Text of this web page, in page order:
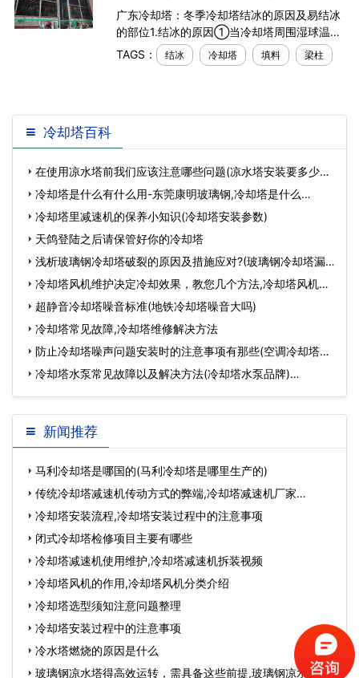
广东冷却塔：冬季冷却塔结冰的原因及易结冰
的部位1.结冰的原因①当冷却塔周围湿球温度
在零下10度时就可能出现结冰。②由于塔填料
水负荷分配不均,塔填料周边,淋水孔堵塞处,塔
TAGS： 结冰 冷却塔 填料 梁柱
冷却塔百科
在使用凉水塔前我们应该注意哪些问题(凉水塔安装要多少时
间)…
冷却塔是什么有什么用-东莞康明玻璃钢,冷却塔是什么…
冷却塔里减速机的保养小知识(冷却塔安装参数)
天鸽登陆之后请保管好你的冷却塔
浅析玻璃钢冷却塔破裂的原因及措施应对?(玻璃钢冷却塔漏
水如何修复)…
冷却塔风机维护决定冷却效果，教您几个方法,冷却塔风机叶
片安装…
超静音冷却塔噪音标准(地铁冷却塔噪音大吗)
冷却塔常见故障,冷却塔维修解决方法
防止冷却塔噪声问题安装时的注意事项有那些(空调冷却塔噪
声治理)…
冷却塔水泵常见故障以及解决方法(冷却塔水泵品牌)…
新闻推荐
马利冷却塔是哪国的(马利冷却塔是哪里生产的)
传统冷却塔减速机传动方式的弊端,冷却塔减速机厂家…
冷却塔安装流程,冷却塔安装过程中的注意事项
闭式冷却塔检修项目主要有哪些
冷却塔减速机使用维护,冷却塔减速机拆装视频
冷却塔风机的作用,冷却塔风机分类介绍
冷却塔选型须知注意问题整理
冷却塔安装过程中的注意事项
冷水塔燃烧的原因是什么
玻璃钢凉水塔得高效运转，需具备这些前提,玻璃钢凉水塔型